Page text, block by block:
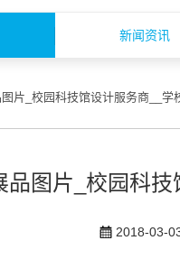
新闻资讯
片_校园科技馆设计服务商__学
品图片_校园科
2018-03-